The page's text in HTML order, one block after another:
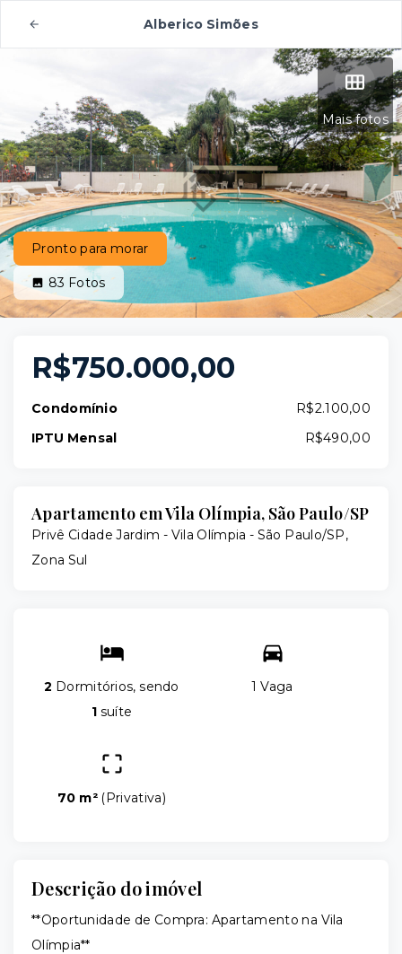
Alberico Simões
Mais fotos
Pronto para morar
83 Fotos
R$750.000,00
Condomínio
R$2.100,00
IPTU Mensal
R$490,00
Apartamento em Vila Olímpia, São Paulo/SP
Privê Cidade Jardim - Vila Olímpia - São Paulo/SP,
Zona Sul
2 Dormitórios, sendo
1 suíte
1 Vaga
70 m² (Privativa)
Descrição do imóvel
**Oportunidade de Compra: Apartamento na Vila
Olímpia**